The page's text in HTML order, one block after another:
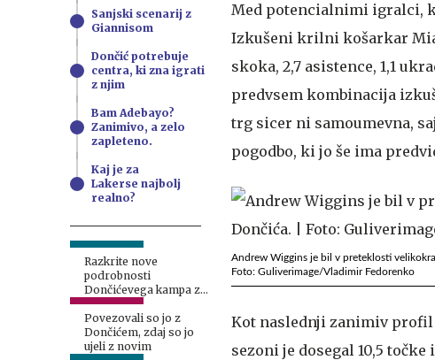
Sanjski scenarij z
Giannisom
Dončić potrebuje
centra, ki zna igrati
z njim
Bam Adebayo?
Zanimivo, a zelo
zapleteno.
Kaj je za
Lakerse najbolj
realno?
Razkrite nove
podrobnosti
Dončićevega kampa z
Lakersi v Sloveniji
Povezovali so jo z
Dončićem, zdaj so jo
ujeli z novim
Med potencialnimi igralci,
Izkušeni krilni košarkar
skoka, 2,7 asistence, 1,1
predvsem kombinacija
trg sicer ni samoumevna,
pogodbo, ki jo še ima
Andrew Wiggins je bil v preteklosti
Foto: Guliverimage/Vladimir Fedorenko
Kot naslednji zanimiv profil
sezoni je dosegal 10,5 točke